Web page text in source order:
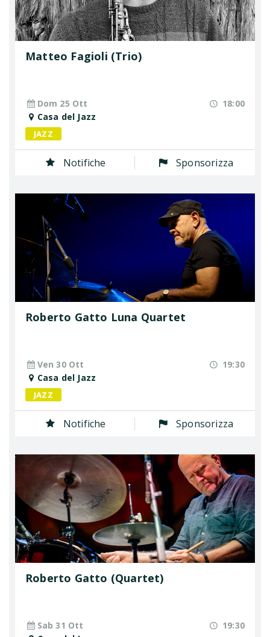
Matteo Fagioli (Trio)
Dom 25 Ott
18:00
Casa del Jazz
JAZZ
Notifiche Sponsorizza
Roberto Gatto Luna Quartet
Ven 30 Ott
19:30
Casa del Jazz
JAZZ
Notifiche Sponsorizza
Roberto Gatto (Quartet)
Sab 31 Ott
19:30